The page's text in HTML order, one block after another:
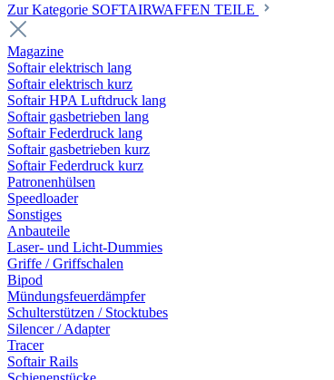
Zur Kategorie SOFTAIRWAFFEN TEILE
Magazine
Softair elektrisch lang
Softair elektrisch kurz
Softair HPA Luftdruck lang
Softair gasbetrieben lang
Softair Federdruck lang
Softair gasbetrieben kurz
Softair Federdruck kurz
Patronenhülsen
Speedloader
Sonstiges
Anbauteile
Laser- und Licht-Dummies
Griffe / Griffschalen
Bipod
Mündungsfeuerdämpfer
Schulterstützen / Stocktubes
Silencer / Adapter
Tracer
Softair Rails